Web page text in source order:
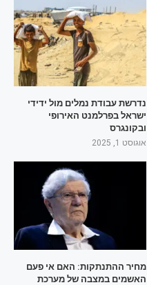
נדרשת עבודת נמלים מול ידידי
ישראל בפרלמנט האירופי
ובקונגרס
אוגוסט 1, 2025
מחיר ההתנתקות: האם אי פעם
האשמים במצבה של מערכת